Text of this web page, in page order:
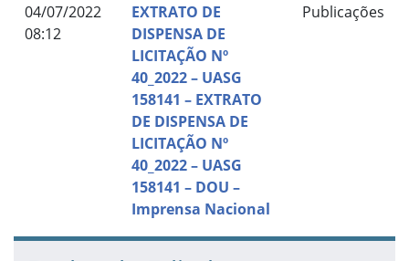
04/07/2022
08:12
EXTRATO DE
DISPENSA DE
LICITAÇÃO Nº
40_2022 – UASG
158141 – EXTRATO
DE DISPENSA DE
LICITAÇÃO Nº
40_2022 – UASG
158141 – DOU –
Imprensa Nacional
Publicações